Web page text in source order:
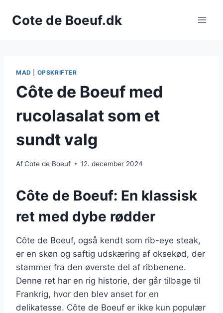
Cote de Boeuf.dk
MAD OPSKRIFTER
Côte de Boeuf med
rucolasalat som et
sundt valg
AfCote de Boeuf 12. december 2024
Côte de Boeuf: En klassisk
ret med dybe rødder
Côte de Boeuf, også kendt som rib-eye steak,
er en skøn og saftig udskæring af oksekød, der
stammer fra den øverste del af ribbenene.
Denne ret har en rig historie, der går tilbage til
Frankrig, hvor den blev anset for en
delikatesse. Côte de Boeuf er ikke kun populær